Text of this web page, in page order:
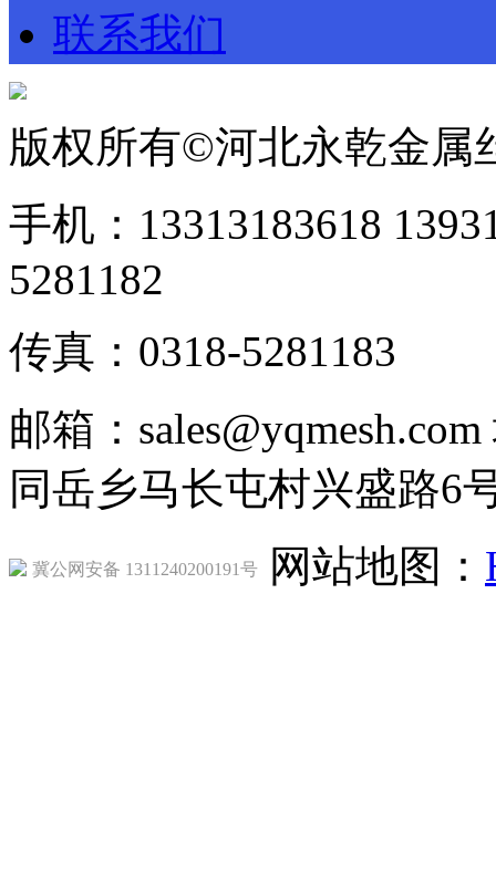
联系我们
版权所有©河北永乾金属
手机：13313183618
5281182
传真：0318-5281183
邮箱：
同岳乡马长屯村兴盛路6
冀公网安备 1311240200191号 网站地图：